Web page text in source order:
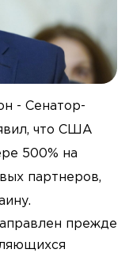
- Сенатор-
что США
500% на
партнеров,
прежде